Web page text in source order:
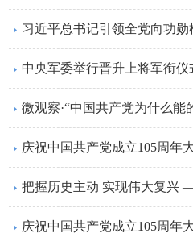
习近平总书记引领全党向功勋
中央军委举行晋升上将军衔
微观察·“中国共产党为什么能
庆祝中国共产党成立105周年
把握历史主动 实现伟大复兴
庆祝中国共产党成立105周年